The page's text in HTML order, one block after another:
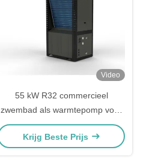
Video
55 kW R32 commercieel
zwembad als warmtepomp voor
zwembad waterverwarming
koeling
Krijg Beste Prijs